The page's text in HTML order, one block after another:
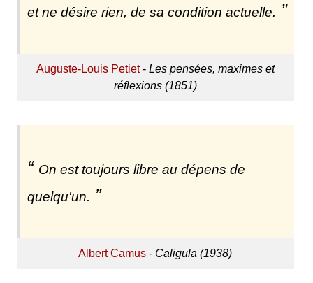
et ne désire rien, de sa condition actuelle.
Auguste-Louis Petiet- Les pensées, maximes et
réflexions (1851)
On est toujours libre au dépens de
quelqu'un.
Albert Camus - Caligula (1938)